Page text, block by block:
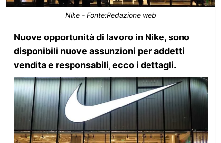
Nike - Fonte:Redazione web
Nuove opportunità di lavoro in Nike, sono
disponibili nuove assunzioni per addetti
vendita e responsabili, ecco i dettagli.